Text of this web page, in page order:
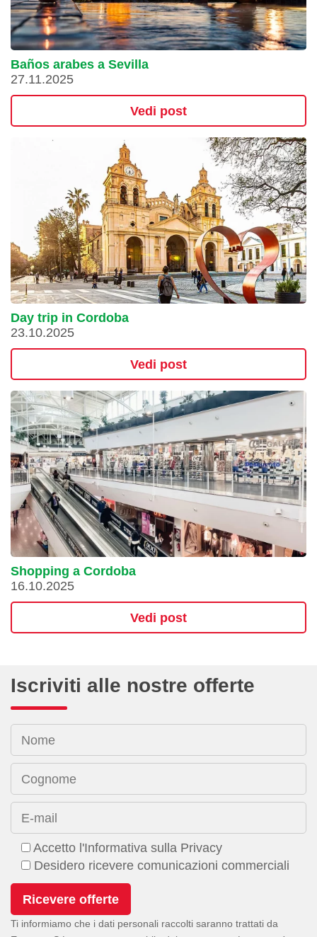
Baños arabes a Sevilla
27.11.2025
Vedi post
Day trip in Cordoba
23.10.2025
Vedi post
Shopping a Cordoba
16.10.2025
Vedi post
Iscriviti alle nostre offerte
Nome
Cognome
E-mail
Accetto l'Informativa sulla Privacy
Desidero ricevere comunicazioni commerciali
Ti informiamo che i dati personali raccolti saranno trattati da